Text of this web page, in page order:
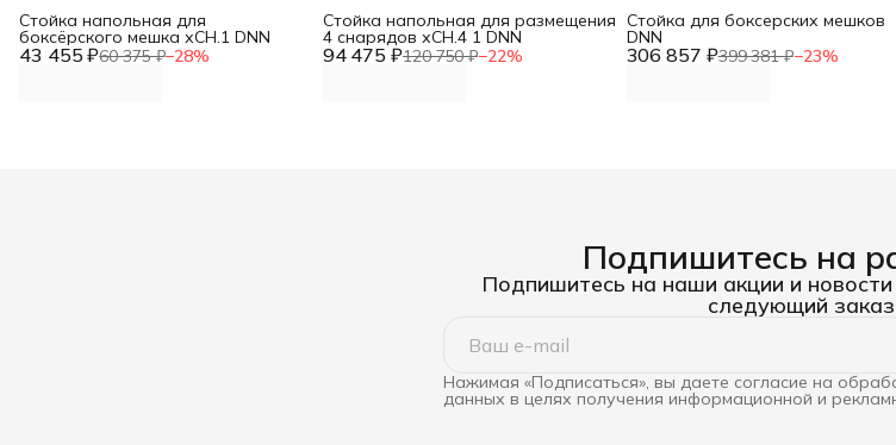
43 455 ₽60 375 ₽−28%
Стойка напольная для
боксёрского мешка хСН.1 DNN
94 475 ₽120 750 ₽−22%
Стойка напольная для размещения
4 снарядов хСН.4 1 DNN
306 857 ₽399 381 ₽−23%
Стойка для боксерских мешков
DNN
Подпишитесь на
Подпишитесь на наши акции и новости
следующий заказ
Нажимая «Подписаться», вы даете согласие на
данных в целях получения информационной и